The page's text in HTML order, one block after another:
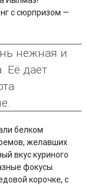
с сюрпризом —
нежная и
Её даёт
белком
желавших
вкус куриного
фокусы.
корочке, с